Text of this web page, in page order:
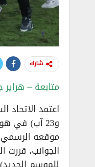
شارك
متابعة – هراير
و23 آب) في
موقعه
الجوانب،